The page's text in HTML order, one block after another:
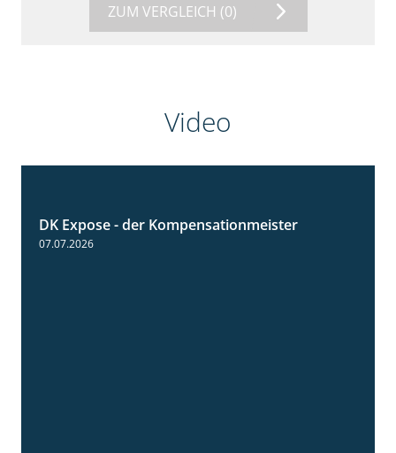
ZUM VERGLEICH (0)
Video
DK Expose - der Kompensationmeister
07.07.2026